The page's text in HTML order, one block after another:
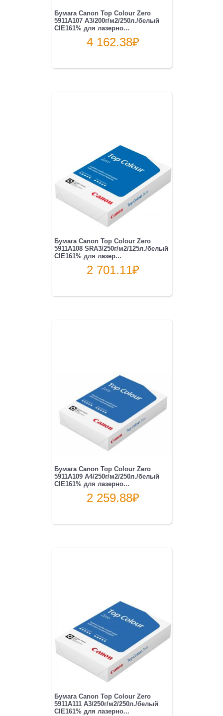
Бумага Canon Top Colour Zero
5911A107 A3/200г/м2/250л./белый
CIE161% для лазерно...
4 162.38₽
Бумага Canon Top Colour Zero
5911A108 SRA3/250г/м2/125л./белый
CIE161% для лазер...
2 701.11₽
Бумага Canon Top Colour Zero
5911A109 A4/250г/м2/250л./белый
CIE161% для лазерно...
2 259.88₽
Бумага Canon Top Colour Zero
5911A111 A3/250г/м2/250л./белый
CIE161% для лазерно...